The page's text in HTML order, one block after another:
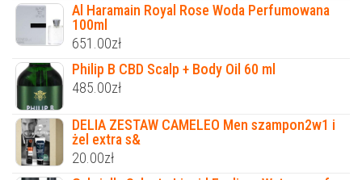
Al Haramain Royal Rose Woda Perfumowana
100ml
651.00zł
Philip B CBD Scalp + Body Oil 60 ml
485.00zł
DELIA ZESTAW CAMELEO Men szampon2w1 i
żel extra s&
20.00zł